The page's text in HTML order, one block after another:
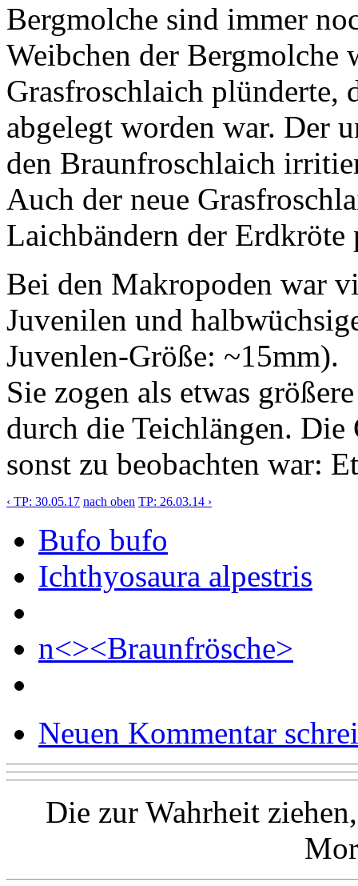
Bergmolche sind immer
Weibchen der Bergmolche
Grasfroschlaich plünderte,
abgelegt worden war. Der
den Braunfroschlaich
Auch der neue
Laichbändern der Erdkröte
Bei den Makropoden war
Juvenilen und
Juvenlen-Größe: ~15mm).
Sie zogen als etwas
durch die Teichlängen.
sonst zu beobachten war:
‹ TP: 30.05.17 nach oben TP: 26.03.14 ›
Bufo bufo
Ichthyosaura alpestris
n<><Braunfrösche>
Neuen Kommentar
Die zur Wahrheit